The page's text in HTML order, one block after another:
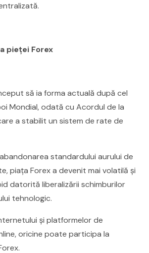
pieței Forex
să ia forma actuală după cel
Mondial, odată cu Acordul de la
a stabilit un sistem de rate de
standardului aurului de
piața Forex a devenit mai volatilă și
datorită liberalizării schimburilor
tehnologic.
și platformelor de
oricine poate participa la